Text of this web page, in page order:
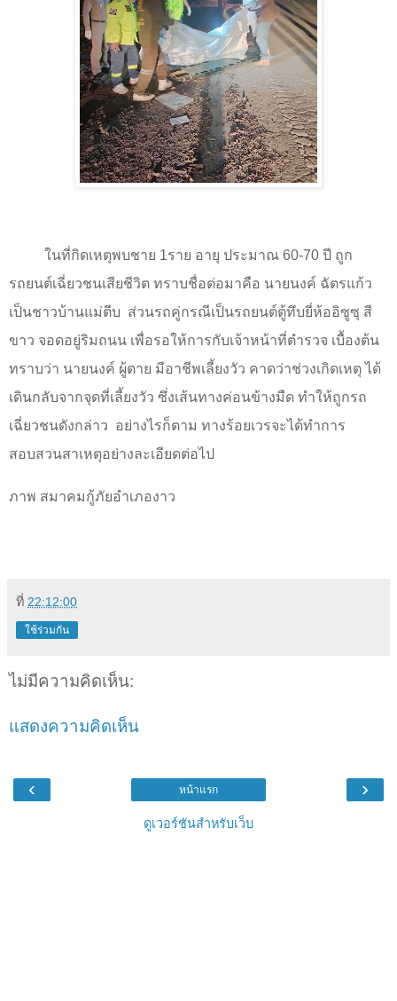
ในที่กิดเหตุพบชาย 1ราย อายุ ประมาณ 60-70 ปี ถูก
รถยนต์เฉี่ยวชนเสียชีวิต ทราบชื่อต่อมาคือ นายนงค์ ฉัตรแก้ว
เป็นชาวบ้านแม่ตีบ ส่วนรถคู่กรณีเป็นรถยนต์ตู้ทึบยี่ห้ออิซูซุ สี
ขาว จอดอยู่ริมถนน เพื่อรอให้การกับเจ้าหน้าที่ตำรวจ เบื้องต้น
ทราบว่า นายนงค์ ผู้ตาย มีอาชีพเลี้ยงวัว คาดว่าช่วงเกิดเหตุ ได้
เดินกลับจากจุดที่เลี้ยงวัว ซึ่งเส้นทางค่อนข้างมืด ทำให้ถูกรถ
เฉี่ยวชนดังกล่าว อย่างไรก็ตาม ทางร้อยเวรจะได้ทำการ
สอบสวนสาเหตุอย่างละเอียดต่อไป
ภาพ สมาคมกู้ภัยอำเภองาว
ที่ 22:12:00
ใช้ร่วมกัน
ไม่มีความคิดเห็น:
แสดงความคิดเห็น
‹ ›
หน้าแรก
ดูเวอร์ชันสำหรับเว็บ